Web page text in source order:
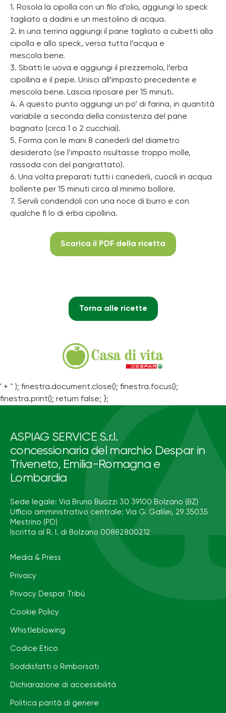
1. Rosola la cipolla con un filo d’olio, aggiungi lo speck
tagliato a dadini e un mestolino di acqua.
2. In una terrina aggiungi il pane tagliato a cubetti alla
cipolla e allo speck, versa tutta l’acqua e
mescola bene.
3. Sbatti le uova e aggiungi il prezzemolo, l’erba
cipollina e il pepe. Unisci all’impasto precedente e
mescola bene. Lascia riposare per 15 minuti.
4. A questo punto aggiungi un po’ di farina, in quantità
variabile a seconda della consistenza del pane
bagnato (circa 1 o 2 cucchiai).
5. Forma con le mani 8 canederli del diametro
desiderato (se l’impasto risultasse troppo molle,
rassoda con del pangrattato).
6. Una volta preparati tutti i canederli, cuocili in acqua
bollente per 15 minuti circa al minimo bollore.
7. Servili condendoli con una noce di burro e con
qualche fi lo di erba cipollina.
Scarica il PDF della ricetta
Torna alle ricette
' + '' ); finestra.document.close(); finestra.focus();
finestra.print(); return false; };
ASPIAG SERVICE S.r.l.
concessionaria del marchio Despar in
Triveneto, Emilia-Romagna e
Lombardia
Sede legale: Via Bruno Buozzi 30 39100 Bolzano (BZ)
Ufficio amministrativo centrale: Via G. Galilei, 29 35035
Mestrino (PD)
Iscritta al R. I. di Bolzano 00882800212
Media & Press
Privacy
Privacy Despar Tribù
Cookie Policy
Whistleblowing
Codice Etico
Soddisfatti o Rimborsati
Dichiarazione di accessibilità
Politica parità di genere